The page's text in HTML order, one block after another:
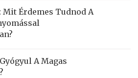
Érdemes Tudnod A
A Magas